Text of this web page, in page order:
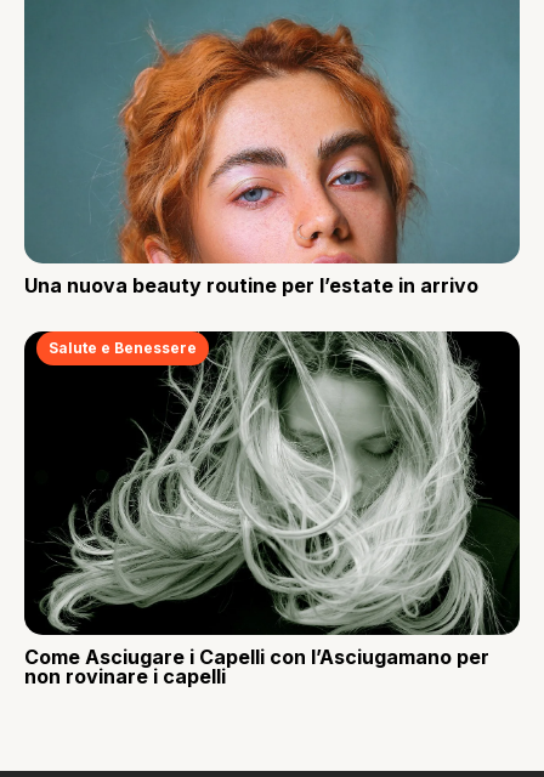
Una nuova beauty routine per l’estate in arrivo
Salute e Benessere
Come Asciugare i Capelli con l’Asciugamano per
non rovinare i capelli